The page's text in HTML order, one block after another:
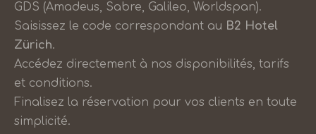
GDS (Amadeus, Sabre, Galileo, Worldspan).
Saisissez le code correspondant au B2 Hotel
Zürich.
Accédez directement à nos disponibilités, tarifs
et conditions.
Finalisez la réservation pour vos clients en toute
simplicité.